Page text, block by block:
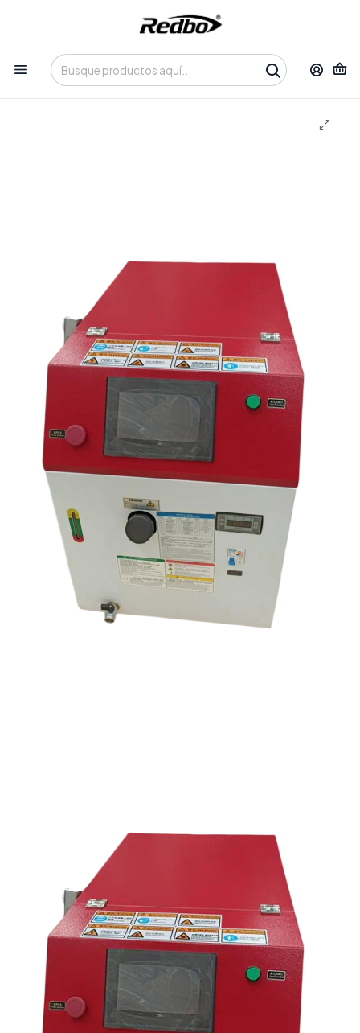
Tienda 100% Online con despacho a domicilio o retiro en
Oficina • Lun-Vie 09:30-14:00 / 15:00-17:30 • 📞 +56 9 3730 2311